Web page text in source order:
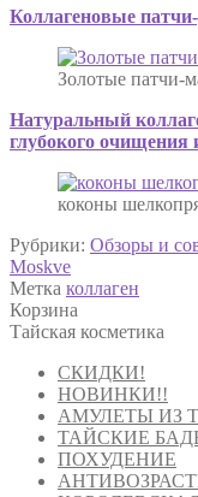
Коллагеновые
Золотые патчи-
Натуральный
глубокого
коконы
Рубрики: Обзоры и
Moskve
Метка коллаген
Корзина
Тайская косметика
СКИДКИ!
НОВИНКИ!!
АМУЛЕТЫ ИЗ
ТАЙСКИЕ
ПОХУДЕНИЕ